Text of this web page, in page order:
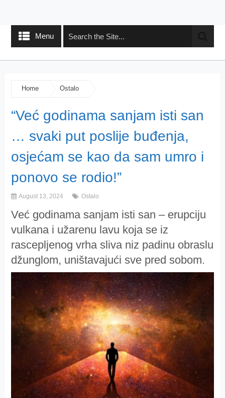
Menu
Home Ostalo
“Već godinama sanjam isti san
… svaki put poslije buđenja,
osjećam se kao da sam umro i
ponovo se rodio!”
August 13, 2024 Ostalo
Već godinama sanjam isti san – erupciju
vulkana i užarenu lavu koja se iz
rascepljenog vrha sliva niz padinu obraslu
džunglom, uništavajući sve pred sobom.